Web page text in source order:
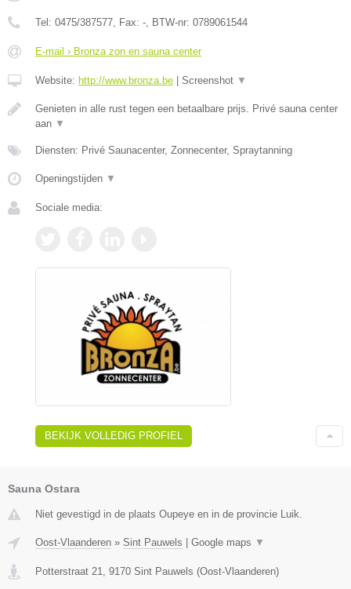
Tel: 0475/387577, Fax: -, BTW-nr: 0789061544
E-mail › Bronza zon en sauna center
Website: http://www.bronza.be Screenshot ▼
Genieten in alle rust tegen een betaalbare prijs. Privé sauna center
aan ▼
Diensten: Privé Saunacenter, Zonnecenter, Spraytanning
Openingstijden ▼
Sociale media:
BEKIJK VOLLEDIG PROFIEL
Sauna Ostara
Niet gevestigd in de plaats Oupeye en in de provincie Luik.
Oost-Vlaanderen » Sint Pauwels | Google maps ▼
Potterstraat 21 9170 Sint Pauwels (Oost-Vlaanderen)